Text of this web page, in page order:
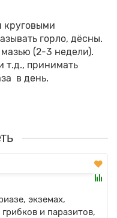
круговыми
горло, дёсны.
(2-3 недели).
т.д., принимать
в день.
экземах,
и паразитов,